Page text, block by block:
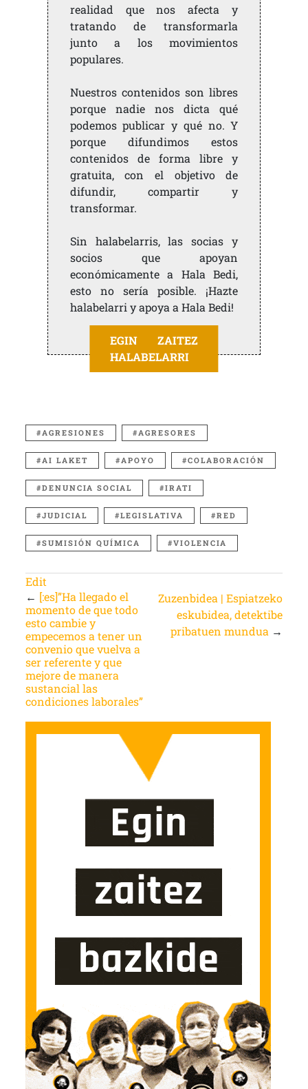
realidad que nos afecta y
tratando de transformarla
junto a los movimientos
populares.
Nuestros contenidos son libres
porque nadie nos dicta qué
podemos publicar y qué no. Y
porque difundimos estos
contenidos de forma libre y
gratuita, con el objetivo de
difundir, compartir y
transformar.
Sin halabelarris, las socias y
socios que apoyan
económicamente a Hala Bedi,
esto no sería posible. ¡Hazte
halabelarri y apoya a Hala Bedi!
EGIN ZAITEZ
HALABELARRI
AGRESIONES AGRESORES
AI LAKET APOYO COLABORACIÓN
DENUNCIA SOCIAL IRATI
JUDICIAL LEGISLATIVA RED
SUMISIÓN QUÍMICA VIOLENCIA
Edit
← [:es]”Ha llegado el
momento de que todo
esto cambie y
empecemos a tener un
convenio que vuelva a
ser referente y que
mejore de manera
sustancial las
condiciones laborales”
Zuzenbidea | Espiatzeko
eskubidea, detektibe
pribatuen mundua →